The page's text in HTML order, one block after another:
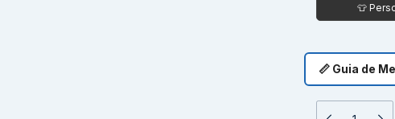
📏 Guia de